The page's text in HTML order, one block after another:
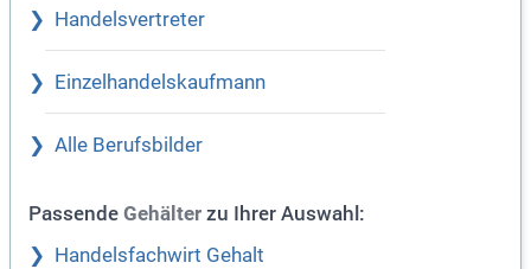
Handelsvertreter
Einzelhandelskaufmann
Alle Berufsbilder
Passende Gehälter zu Ihrer Auswahl:
Handelsfachwirt Gehalt